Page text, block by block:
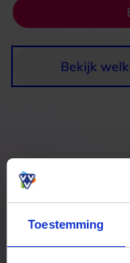
Toestemming
Bekijk